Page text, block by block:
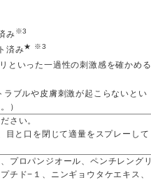
み※3
済み★ ※3
といった一過性の刺激感を確かめる
ラブルや皮膚刺激が起こらないとい
）
さい。
目と口を閉じて適量をスプレーして
プロパンジオール、ペンチレングリ
チド−１、ニンギョウタケエキス、